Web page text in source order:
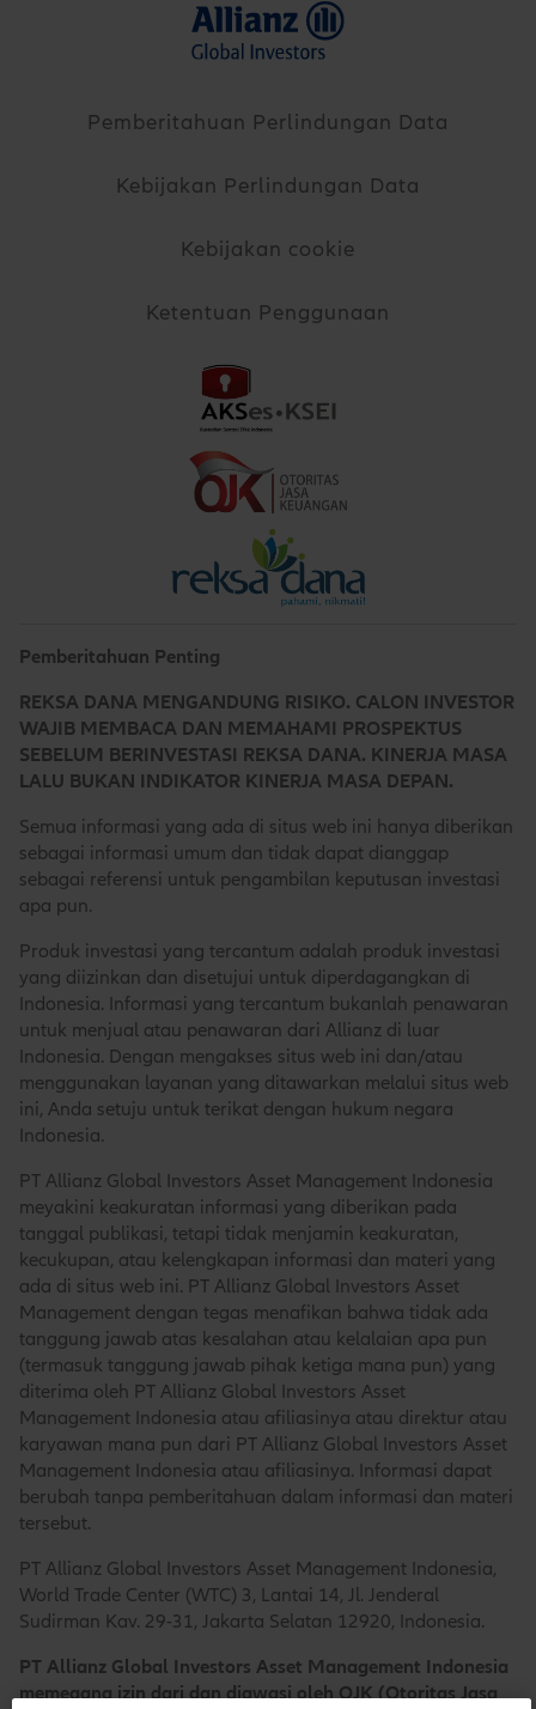
Pemberitahuan Perlindungan Data
Kebijakan Perlindungan Data
Kebijakan cookie
Ketentuan Penggunaan
Pemberitahuan Penting
REKSA DANA MENGANDUNG RISIKO. CALON INVESTOR
WAJIB MEMBACA DAN MEMAHAMI PROSPEKTUS
SEBELUM BERINVESTASI REKSA DANA. KINERJA MASA
LALU BUKAN INDIKATOR KINERJA MASA DEPAN.
Semua informasi yang ada di situs web ini hanya diberikan
sebagai informasi umum dan tidak dapat dianggap
sebagai referensi untuk pengambilan keputusan investasi
apa pun.
Produk investasi yang tercantum adalah produk investasi
yang diizinkan dan disetujui untuk diperdagangkan di
Indonesia. Informasi yang tercantum bukanlah penawaran
untuk menjual atau penawaran dari Allianz di luar
Indonesia. Dengan mengakses situs web ini dan/atau
menggunakan layanan yang ditawarkan melalui situs web
ini, Anda setuju untuk terikat dengan hukum negara
Indonesia.
PT Allianz Global Investors Asset Management Indonesia
meyakini keakuratan informasi yang diberikan pada
tanggal publikasi, tetapi tidak menjamin keakuratan,
kecukupan, atau kelengkapan informasi dan materi yang
ada di situs web ini. PT Allianz Global Investors Asset
Management dengan tegas menafikan bahwa tidak ada
tanggung jawab atas kesalahan atau kelalaian apa pun
(termasuk tanggung jawab pihak ketiga mana pun) yang
diterima oleh PT Allianz Global Investors Asset
Management Indonesia atau afiliasinya atau direktur atau
karyawan mana pun dari PT Allianz Global Investors Asset
Management Indonesia atau afiliasinya. Informasi dapat
berubah tanpa pemberitahuan dalam informasi dan materi
tersebut.
PT Allianz Global Investors Asset Management Indonesia,
World Trade Center (WTC) 3, Lantai 14, Jl. Jenderal
Sudirman Kav. 29-31, Jakarta Selatan 12920, Indonesia.
PT Allianz Global Investors Asset Management Indonesia
memegang izin dari dan diawasi oleh OJK (Otoritas Jasa